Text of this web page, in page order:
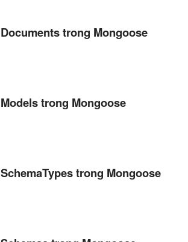
Documents trong Mongoose
Models trong Mongoose
SchemaTypes trong Mongoose